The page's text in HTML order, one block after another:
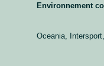
Environnement
Oceania,